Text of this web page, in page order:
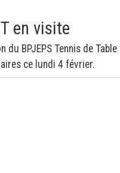
en visite
BPJEPS Tennis de Table
ce lundi 4 février.